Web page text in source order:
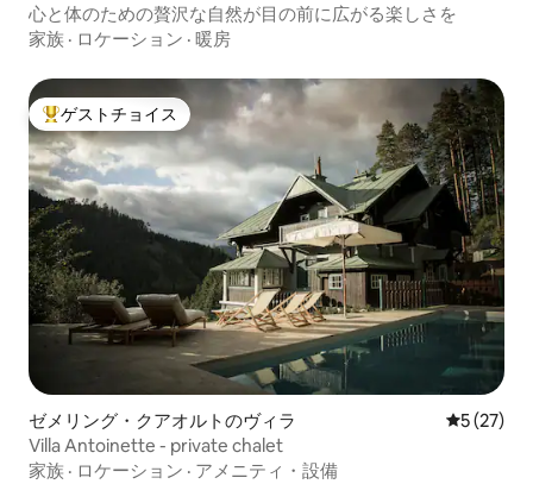
心と体のための贅沢な自然が目の前に広がる楽しさを
家族 · ロケーション · 暖房
大好評のゲストチョイスです。
ゲストチョイス
ゼメリング・クアオルトのヴィラ レビュー
5 (27)
Villa Antoinette - private chalet
家族 · ロケーション · アメニティ・設備